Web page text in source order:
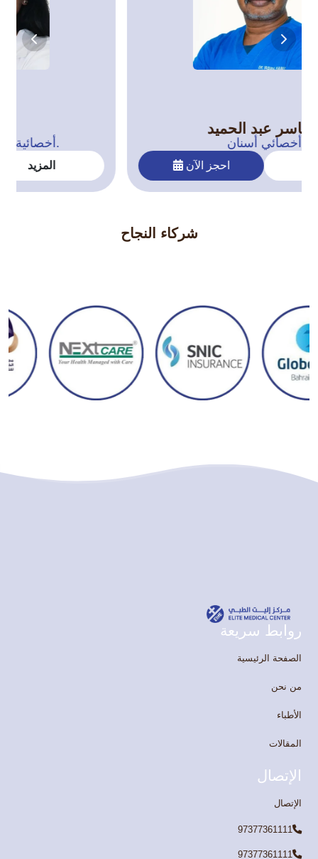
د. ياسر عبد الحميد
احجز الآن المزيد
شركاء النجاح
روابط سريعة
الصفحة الرئيسية
من نحن
الأطباء
المقالات
الإتصال
الإتصال
97377361111
97377361111